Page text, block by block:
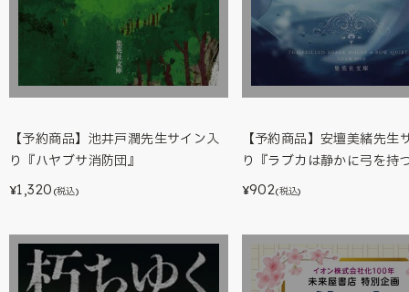
【予約商品】池井戸潤先生サイン入
り『ハヤブサ消防団』
¥1,320 (税込)
【予約商品】安壇美緒先生
り『ラブカは静かに弓を持
¥902(税込)